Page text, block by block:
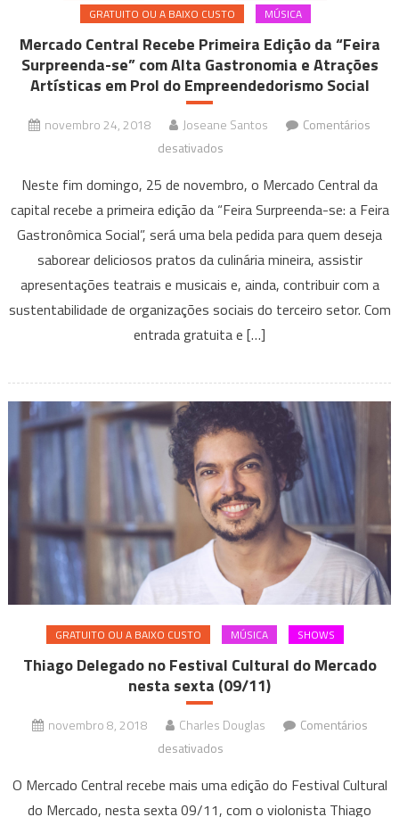
GRATUITO OU A BAIXO CUSTO
MÚSICA
Mercado Central Recebe Primeira Edição da “Feira
Surpreenda-se” com Alta Gastronomia e Atrações
Artísticas em Prol do Empreendedorismo Social
novembro 24, 2018 Joseane Santos
Comentários
desativados
Central
Recebe
Primeira
Edição
da
“Feira
Surpreenda-
Gastronomia
e
Atrações
Artísticas
em
Prol
do
Empreendedorismo
Social
Neste fim domingo, 25 de novembro, o Mercado Central da
capital recebe a primeira edição da “Feira Surpreenda-se: a Feira
Gastronômica Social”, será uma bela pedida para quem deseja
saborear deliciosos pratos da culinária mineira, assistir
apresentações teatrais e musicais e, ainda, contribuir com a
sustentabilidade de organizações sociais do terceiro setor. Com
entrada gratuita e […]
GRATUITO OU A BAIXO CUSTO MÚSICA SHOWS
Thiago Delegado no Festival Cultural do Mercado
nesta sexta (09/11)
novembro 8, 2018 Charles Douglas
Comentários
desativados
Delegado
O Mercado Central recebe mais uma edição do Festival Cultural
do Mercado, nesta sexta 09/11, com o violonista Thiago